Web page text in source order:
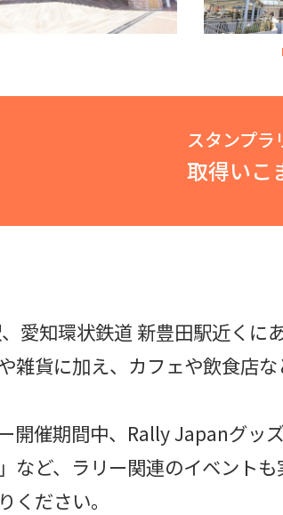
スタンプラ
取得いこ
愛知環状鉄道 新豊田駅近くに
雑貨に加え、カフェや飲食店
開催期間中、Rally Japanグッ
など、ラリー関連のイベントも
ください。